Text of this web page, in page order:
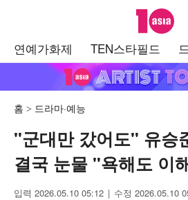
텐아시아
연예가화제 TEN스타필드
홈 드라마·예능
"군대만 갔어도" 유승
결국 눈물 "욕해도 이
입력 2026.05.10 05:12 수정 2026.05.10